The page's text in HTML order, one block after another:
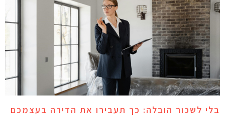
לשכור הובלה: כך תעבירו את הדירה בעצמכם